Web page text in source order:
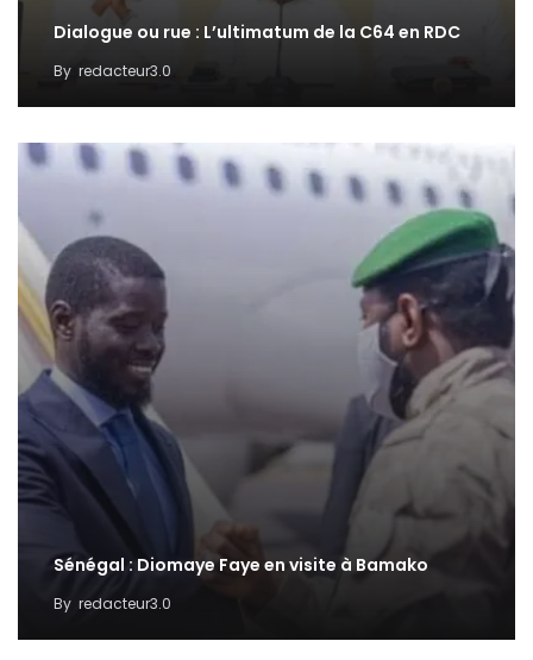
Dialogue ou rue : L’ultimatum de la C64 en RDC
By redacteur3.0
Sénégal : Diomaye Faye en visite à Bamako
By redacteur3.0